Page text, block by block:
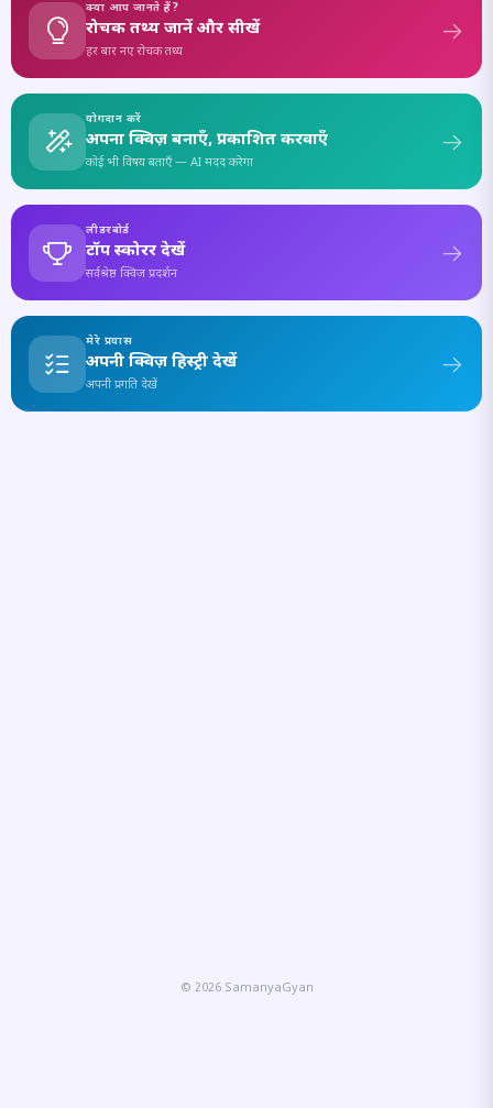
क्या आप जानते हैं?
रोचक तथ्य जानें और सीखें
हर बार नए रोचक तथ्य
योगदान करें
अपना क्विज़ बनाएँ, प्रकाशित करवाएँ
कोई भी विषय बताएँ — AI मदद करेगा
लीडरबोर्ड
टॉप स्कोरर देखें
सर्वश्रेष्ठ क्विज़ प्रदर्शन
मेरे प्रयास
अपनी क्विज़ हिस्ट्री देखें
अपनी प्रगति देखें
© 2026 SamanyaGyan